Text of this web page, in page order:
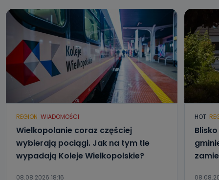
REGION WIADOMOŚCI
Wielkopolanie coraz częściej
wybierają pociągi. Jak na tym tle
wypadają Koleje Wielkopolskie?
08.08.2026 18:16
HOT